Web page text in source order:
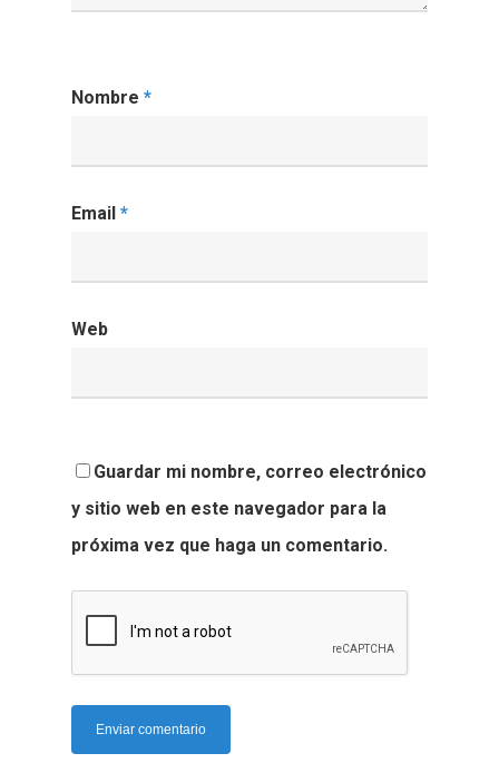
Nombre *
Email *
Web
Guardar mi nombre, correo electrónico
y sitio web en este navegador para la
próxima vez que haga un comentario.